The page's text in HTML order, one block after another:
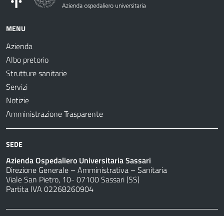
MENU
Azienda
Albo pretorio
Strutture sanitarie
Servizi
Notizie
Amministrazione Trasparente
SEDE
Azienda Ospedaliero Universitaria Sassari
Direzione Generale – Amministrativa – Sanitaria
Viale San Pietro, 10- 07100 Sassari (SS)
Partita IVA 02268260904